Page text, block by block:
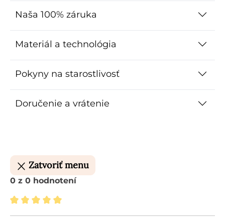
Naša 100% záruka
Materiál a technológia
Pokyny na starostlivosť
Doručenie a vrátenie
Zatvoriť menu
0 z 0 hodnotení
Priemerné hodnotenie 5 z 5 hviezdičiek